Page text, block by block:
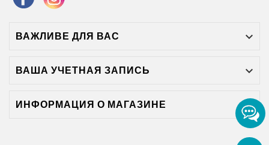
ВАЖЛИВЕ ДЛЯ ВАС 
ВАША УЧЕТНАЯ ЗАПИСЬ 
ИНФОРМАЦИЯ О МАГАЗИНЕ 